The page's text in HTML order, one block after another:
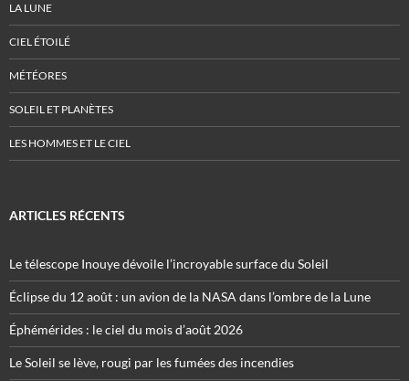
LA LUNE
CIEL ÉTOILÉ
MÉTÉORES
SOLEIL ET PLANÈTES
LES HOMMES ET LE CIEL
ARTICLES RÉCENTS
Le télescope Inouye dévoile l’incroyable surface du Soleil
Éclipse du 12 août : un avion de la NASA dans l’ombre de la Lune
Éphémérides : le ciel du mois d’août 2026
Le Soleil se lève, rougi par les fumées des incendies